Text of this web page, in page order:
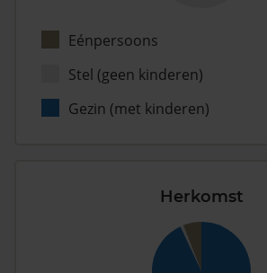
Eénpersoons
Stel (geen kinderen)
Gezin (met kinderen)
Herkomst